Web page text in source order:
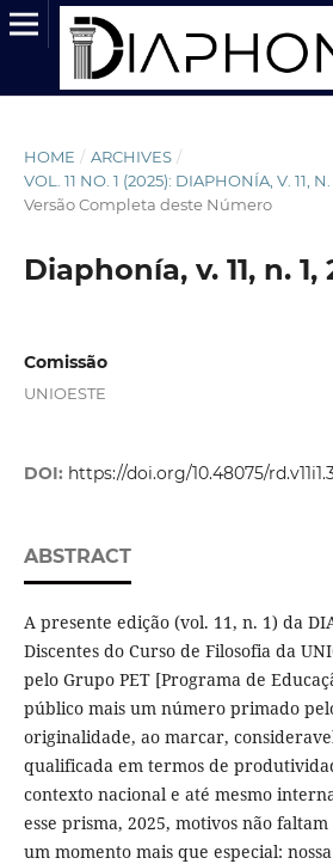
HOME / ARCHIVES /
VOL. 11 NO. 1 (2025): DIAPHONÍA, V. 11, N.
Versão Completa deste Número
Diaphonía, v. 11, n. 1,
Comissão
UNIOESTE
DOI: https://doi.org/10.48075/
ABSTRACT
A presente edição (vol. 11, n. 1) da
Discentes do Curso de Filosofia da
pelo Grupo PET [Programa de
público mais um número primado
originalidade, ao marcar,
qualificada em termos de
contexto nacional e até mesmo
esse prisma, 2025, motivos não
um momento mais que especial: